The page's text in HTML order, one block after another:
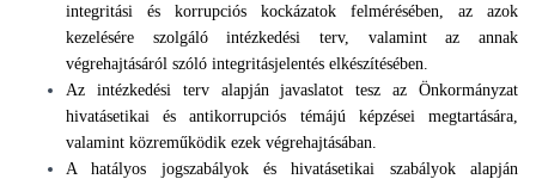
integritási és korrupciós kockázatok felmérésében, az azok
kezelésére szolgáló intézkedési terv, valamint az annak
végrehajtásáról szóló integritásjelentés elkészítésében.
Az intézkedési terv alapján javaslatot tesz az Önkormányzat
hivatásetikai és antikorrupciós témájú képzései megtartására,
valamint közreműködik ezek végrehajtásában.
A hatályos jogszabályok és hivatásetikai szabályok alapján